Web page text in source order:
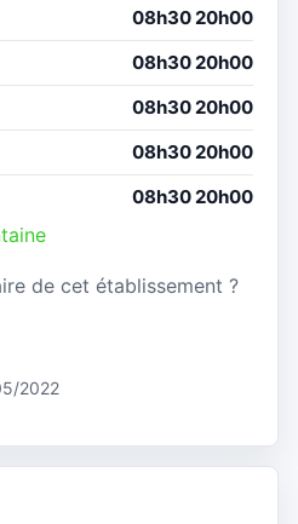
08h30 20h00
08h30 20h00
08h30 20h00
08h30 20h00
08h30 20h00
de cet établissement ?
2022